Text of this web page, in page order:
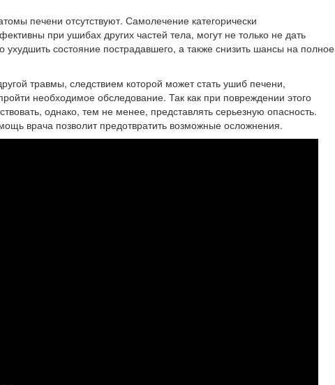
печени отсутствуют. Самолечение категорически
при ушибах других частей тела, могут не только не дать
ухудшить состояние пострадавшего, а также снизить шансы на полное
травмы, следствием которой может стать ушиб печени,
необходимое обследование. Так как при повреждении этого
однако, тем не менее, представлять серьезную опасность.
врача позволит предотвратить возможные осложнения.